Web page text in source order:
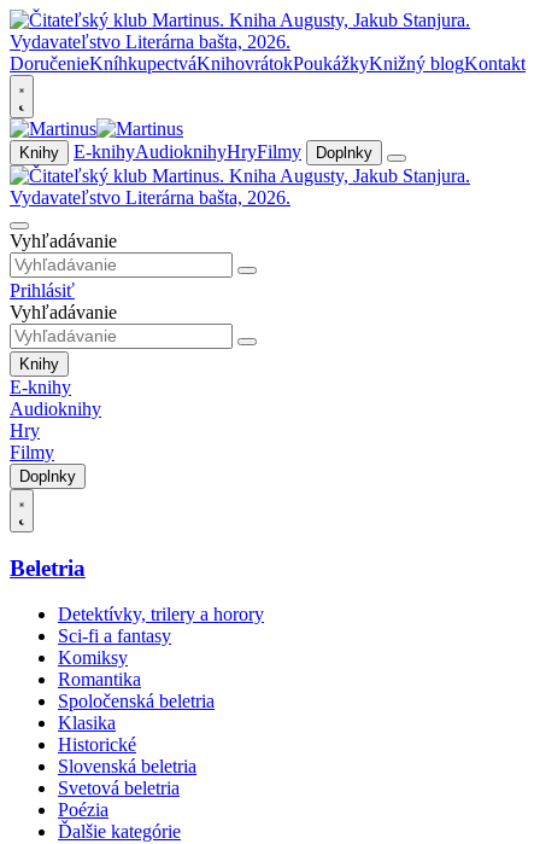
DoručenieKníhkupectváKnihovrátokPoukážkyKnižný blogKontakt
Knihy E-knihyAudioknihyHryFilmy Doplnky
Vyhľadávanie
Prihlásiť
Vyhľadávanie
Knihy
E-knihy
Audioknihy
Hry
Filmy
Doplnky
Beletria
Detektívky, trilery a horory
Sci-fi a fantasy
Komiksy
Romantika
Spoločenská beletria
Klasika
Historické
Slovenská beletria
Svetová beletria
Poézia
Ďalšie kategórie